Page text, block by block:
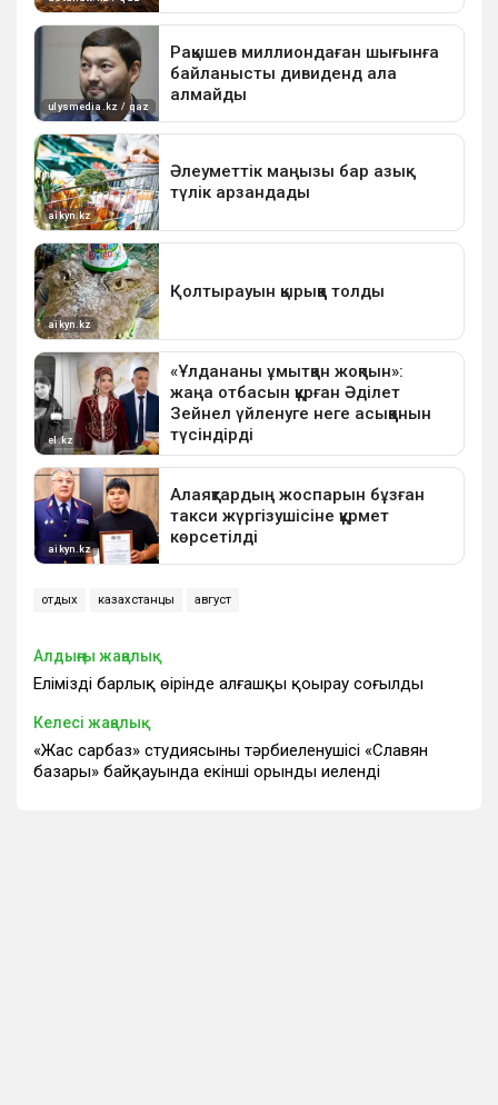
отдых казахстанцы август
Алдыңғы жаңалық
Еліміздің барлық өңірінде алғашқы қоңырау соғылды
Келесі жаңалық
«Жас сарбаз» студиясының тәрбиеленушісі «Славян
базары» байқауында екінші орынды иеленді